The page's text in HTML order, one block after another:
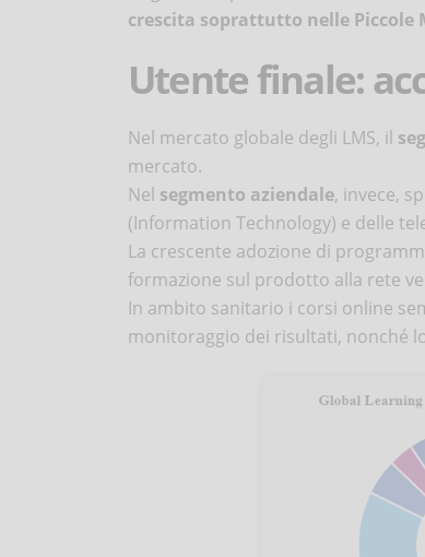
crescita soprattutto nelle Piccole
Utente finale:
Nel mercato globale degli LMS, il
mercato.
Nel segmento aziendale, invece,
(Information Technology) e delle
La crescente adozione di
formazione sul prodotto alla rete
In ambito sanitario i corsi online
monitoraggio dei risultati, nonché